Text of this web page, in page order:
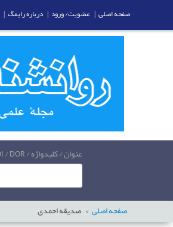
عنوان / کلیدواژه / DOI / DOR
صفحه اصلی صدیقه احمدی
صفحه اصلی | عضویت/ ورود | درباره رایمگ |